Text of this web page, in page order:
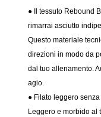
● Il tessuto Rebound
rimarrai asciutto
Questo materiale
direzioni in modo da
dal tuo allenamento.
agio.
● Filato leggero
Leggero e morbido al